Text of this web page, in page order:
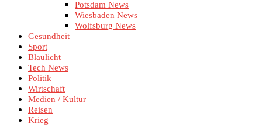
Potsdam News
Wiesbaden News
Wolfsburg News
Gesundheit
Sport
Blaulicht
Tech News
Politik
Wirtschaft
Medien / Kultur
Reisen
Krieg